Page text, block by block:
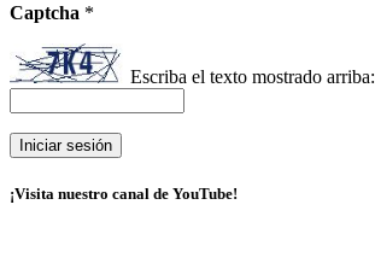
Captcha *
Escriba el texto mostrado arriba:
¡Visita nuestro canal de YouTube!